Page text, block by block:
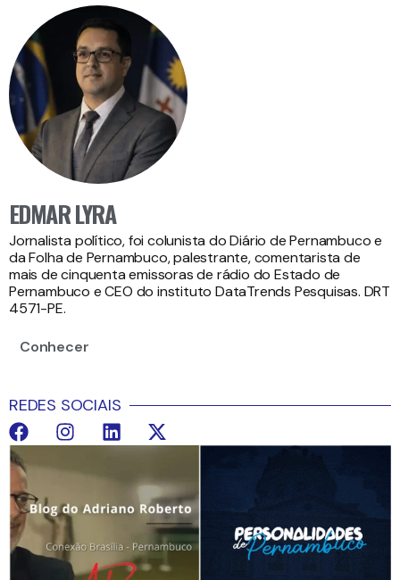
EDMAR LYRA
Jornalista político, foi colunista do Diário de Pernambuco e
da Folha de Pernambuco, palestrante, comentarista de
mais de cinquenta emissoras de rádio do Estado de
Pernambuco e CEO do instituto DataTrends Pesquisas. DRT
4571-PE.
Conhecer
REDES SOCIAIS